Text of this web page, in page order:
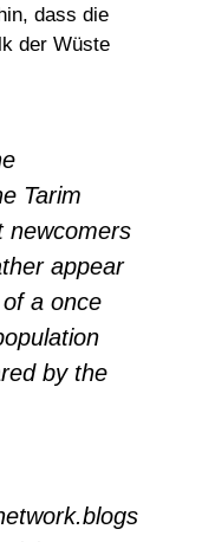
dass die
der Wüste
Tarim
newcomers
appear
a once
by the